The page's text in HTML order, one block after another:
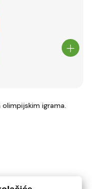
olimpijskim igrama.